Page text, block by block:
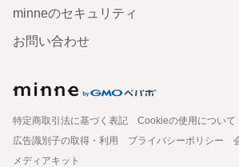
minneのセキュリティ
お問い合わせ
特定商取引法に基づく表記
Cookieの使用について
広告識別子の取得・利用
プライバシーポリシー
メディアキット